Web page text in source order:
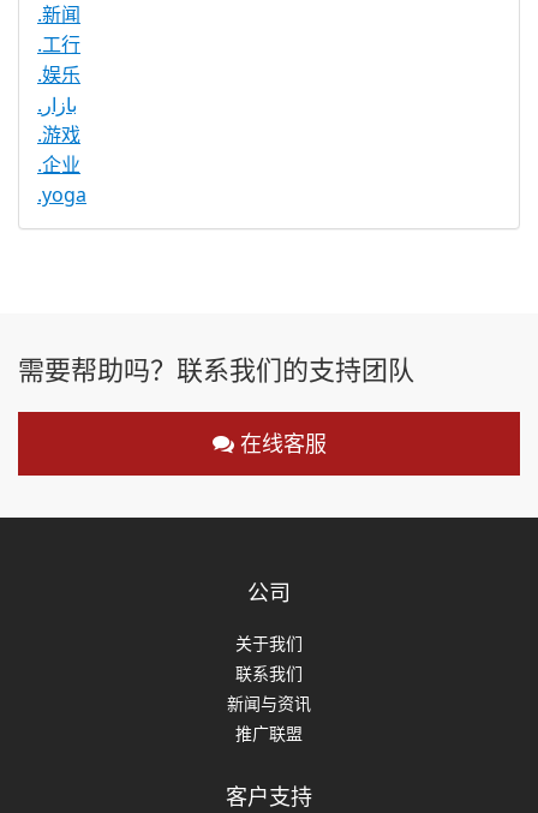
.新闻
.工行
.娱乐
.بازار
.游戏
.企业
.yoga
需要帮助吗？联系我们的支持团队
在线客服
公司
关于我们
联系我们
新闻与资讯
推广联盟
客户支持